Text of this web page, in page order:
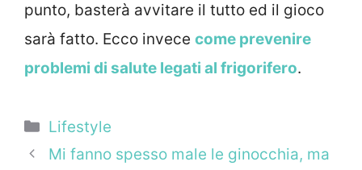
punto, basterà avvitare il tutto ed il gioco
sarà fatto. Ecco invece come prevenire
problemi di salute legati al frigorifero.
Categorie
Lifestyle
Mi fanno spesso male le ginocchia, ma